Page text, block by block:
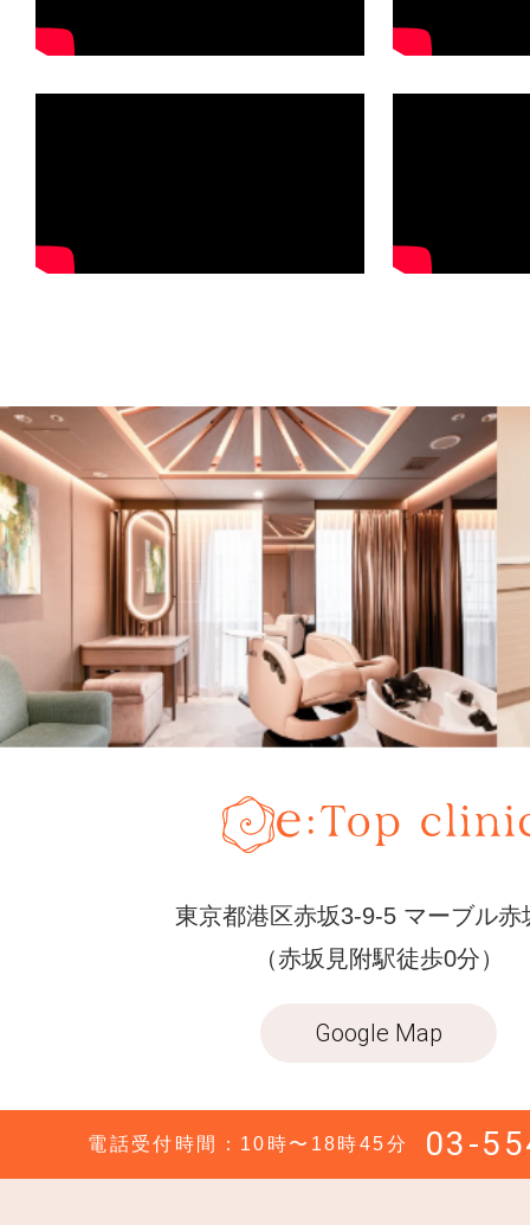
東京都港区赤坂3-9-5 マーブル赤
（赤坂見附駅徒歩0分）
Google Map
電話受付時間：10時〜18時45分 03-